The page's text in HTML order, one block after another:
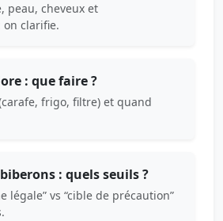
peau, cheveux et
on clarifie.
: que faire ?
frigo, filtre) et quand
: quels seuils ?
légale” vs “cible de précaution”